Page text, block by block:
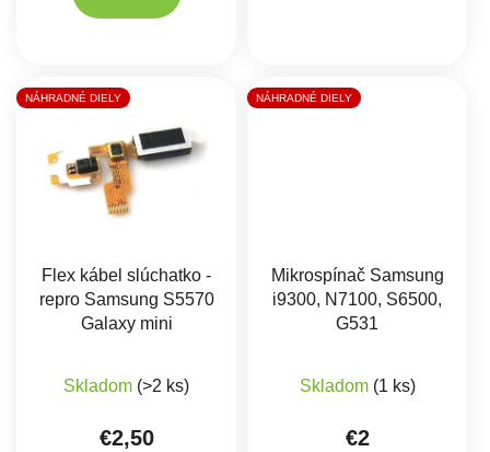
NÁHRADNÉ DIELY
Flex kábel slúchatko -
repro Samsung S5570
Galaxy mini
Skladom (>2 ks)
€2,50
NÁHRADNÉ DIELY
Mikrospínač Samsung
i9300, N7100, S6500,
G531
Skladom (1 ks)
€2